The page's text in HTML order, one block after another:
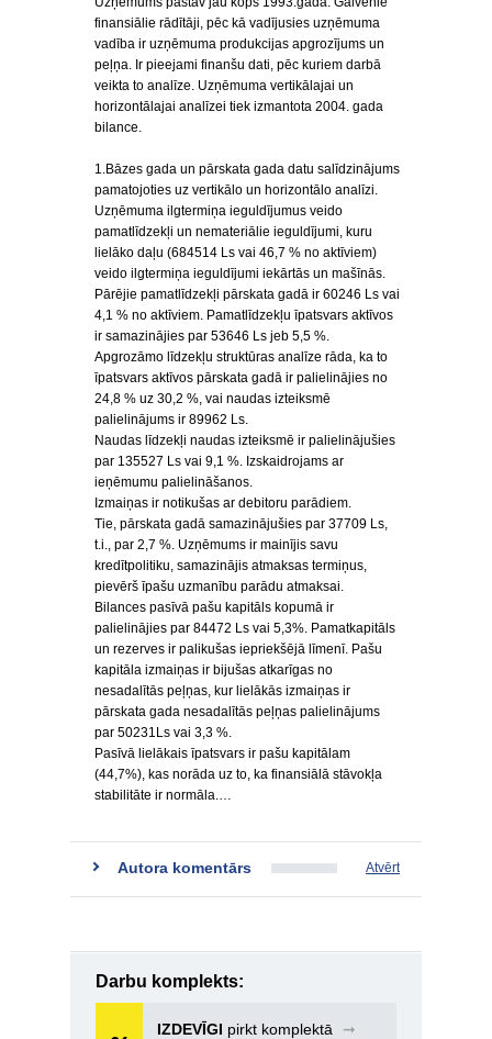
finansiālie rādītāji, pēc kā vadījusies uzņēmuma
vadība ir uzņēmuma produkcijas apgrozījums un
peļņa. Ir pieejami finanšu dati, pēc kuriem darbā
veikta to analīze. Uzņēmuma vertikālajai un
horizontālajai analīzei tiek izmantota 2004. gada
bilance.
1.Bāzes gada un pārskata gada datu salīdzinājums
pamatojoties uz vertikālo un horizontālo analīzi.
Uzņēmuma ilgtermiņa ieguldījumus veido
pamatlīdzekļi un nemateriālie ieguldījumi, kuru
lielāko daļu (684514 Ls vai 46,7 % no aktīviem)
veido ilgtermiņa ieguldījumi iekārtās un mašīnās.
Pārējie pamatlīdzekļi pārskata gadā ir 60246 Ls vai
4,1 % no aktīviem. Pamatlīdzekļu īpatsvars aktīvos
ir samazinājies par 53646 Ls jeb 5,5 %.
Apgrozāmo līdzekļu struktūras analīze rāda, ka to
īpatsvars aktīvos pārskata gadā ir palielinājies no
24,8 % uz 30,2 %, vai naudas izteiksmē
palielinājums ir 89962 Ls.
Naudas līdzekļi naudas izteiksmē ir palielinājušies
par 135527 Ls vai 9,1 %. Izskaidrojams ar
ieņēmumu palielināšanos.
Izmaiņas ir notikušas ar debitoru parādiem.
Tie, pārskata gadā samazinājušies par 37709 Ls,
t.i., par 2,7 %. Uzņēmums ir mainījis savu
kredītpolitiku, samazinājis atmaksas termiņus,
pievērš īpašu uzmanību parādu atmaksai.
Bilances pasīvā pašu kapitāls kopumā ir
palielinājies par 84472 Ls vai 5,3%. Pamatkapitāls
un rezerves ir palikušas iepriekšējā līmenī. Pašu
kapitāla izmaiņas ir bijušas atkarīgas no
nesadalītās peļņas, kur lielākās izmaiņas ir
pārskata gada nesadalītās peļņas palielinājums
par 50231Ls vai 3,3 %.
Pasīvā lielākais īpatsvars ir pašu kapitālam
(44,7%), kas norāda uz to, ka finansiālā stāvokļa
stabilitāte ir normāla.…
Autora komentārs Atvērt
Darbu komplekts:
IZDEVĪGI pirkt komplektā
➞